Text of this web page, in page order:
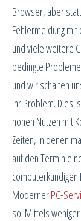
Browser, aber
Fehlermeldung mit
und viele weitere
bedingte
und wir schalten
Ihr Problem. Dies
hohen Nutzen mit
Zeiten, in denen
auf den Termin
ModernerPC-
so: Mittels